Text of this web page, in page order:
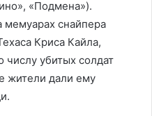
«Подмена»).
снайпера
Криса Кайла,
убитых солдат
жители дали ему